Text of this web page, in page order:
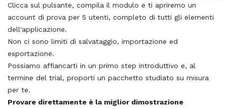
Clicca sul pulsante, compila il modulo e ti apriremo un
account di prova per 5 utenti, completo di tutti gli elementi
dell'applicazione.
Non ci sono limiti di salvataggio, importazione ed
esportazione.
Possiamo affiancarti in un primo step introduttivo e, al
termine del trial, proporti un pacchetto studiato su misura
per te.
Provare direttamente è la miglior dimostrazione